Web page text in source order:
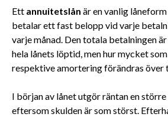
Ett annuitetslån är en vanlig
betalar ett fast belopp vid varje
varje månad. Den totala betalningen
hela lånets löptid, men hur mycket
respektive amortering förändras över
I början av lånet utgör räntan en
eftersom skulden är som störst.